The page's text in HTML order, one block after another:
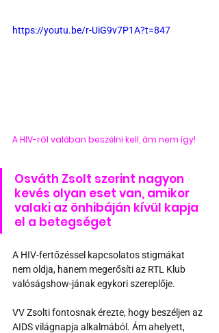
https://youtu.be/r-UiG9v7P1A?t=847
A HIV-ről valóban beszélni kell, ám nem így!
Osváth Zsolt szerint nagyon
kevés olyan eset van, amikor
valaki az önhibáján kívül kapja
el a betegséget
A HIV-fertőzéssel kapcsolatos stigmákat
nem oldja, hanem megerősíti az RTL Klub
valóságshow-jának egykori szereplője.
VV Zsolti fontosnak érezte, hogy beszéljen az
AIDS világnapja alkalmából. Ám ahelyett,